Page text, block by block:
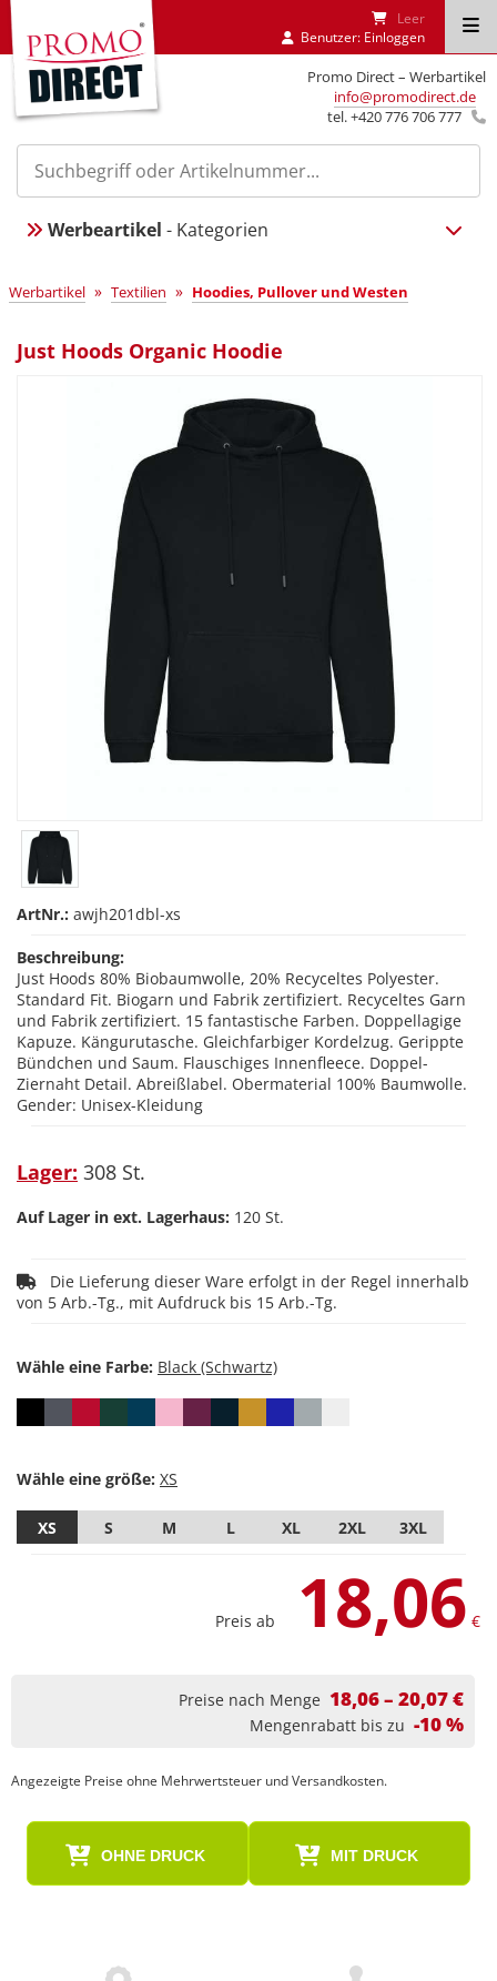
Promo Direct – Werbartikel
info@promodirect.de
tel. +420 776 706 777
Leer
Benutzer: Einloggen
Werbeartikel - Kategorien
Werbartikel » Textilien » Hoodies, Pullover und Westen
Just Hoods Organic Hoodie
ArtNr.: awjh201dbl-xs
Beschreibung:
Just Hoods 80% Biobaumwolle, 20% Recyceltes Polyester.
Standard Fit. Biogarn und Fabrik zertifiziert. Recyceltes Garn
und Fabrik zertifiziert. 15 fantastische Farben. Doppellagige
Kapuze. Kängurutasche. Gleichfarbiger Kordelzug. Gerippte
Bündchen und Saum. Flauschiges Innenfleece. Doppel-
Ziernaht Detail. Abreißlabel. Obermaterial 100% Baumwolle.
Gender: Unisex-Kleidung
Lager: 308 St.
Auf Lager in ext. Lagerhaus: 120 St.
von 5 Arb.-Tg., mit Aufdruck bis 15 Arb.-Tg.
Wähle eine Farbe:
Wähle eine größe:
XS S M L XL 2XL 3XL
Preis ab 18,06 €
Preise nach Menge 18,06 – 20,07 €
Mengenrabatt bis zu -10 %
Angezeigte Preise ohne Mehrwertsteuer und Versandkosten.
OHNE DRUCK MIT DRUCK